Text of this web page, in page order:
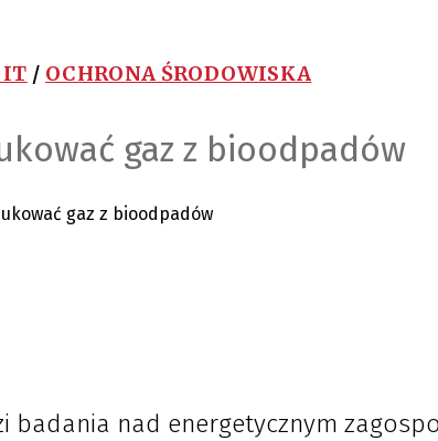
IT / OCHRONA ŚRODOWISKA
gaz z bioodpadów
badania nad energetycznym